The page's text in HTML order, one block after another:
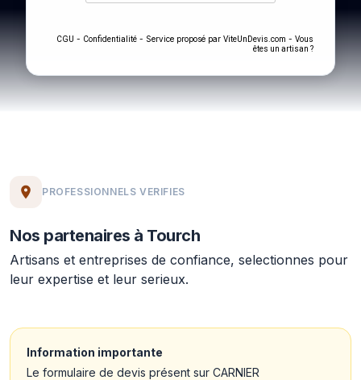
CGU - Confidentialité - Service proposé par ViteUnDevis.com - Vous
êtes un artisan ?
PROFESSIONNELS VERIFIES
Nos partenaires à Tourch
Artisans et entreprises de confiance, selectionnes pour
leur expertise et leur serieux.
Information importante
Le formulaire de devis présent sur CARNIER